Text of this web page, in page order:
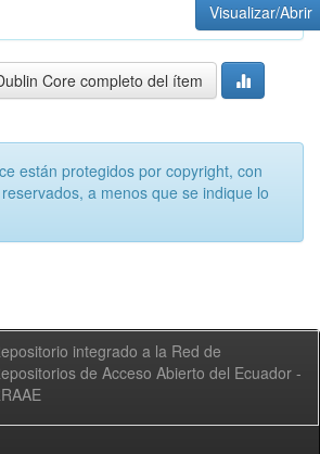
Visualizar/Abrir
Core completo del ítem
están protegidos por copyright, con
a menos que se indique lo
integrado a la Red de
de Acceso Abierto del Ecuador -